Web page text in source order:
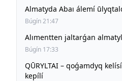
Almatyda Abaı álemí
Búgín 21:47
Alımentten jaltarǵan
Búgín 17:33
QŪRYLTAI – qoǵamdyq kelísímníń konstıtutsıyalyq
kepílí